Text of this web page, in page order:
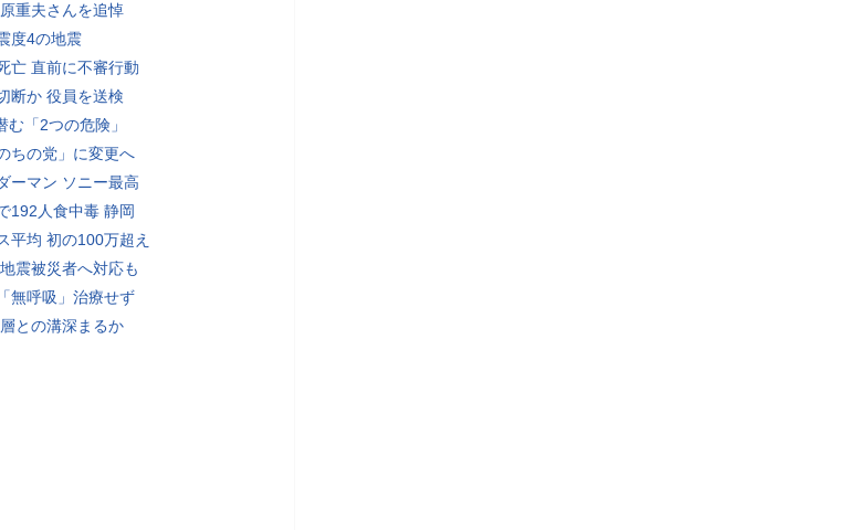
重夫さんを追悼
度4の地震
亡 直前に不審行動
断か 役員を送検
む「2つの危険」
ちの党」に変更へ
ーマン ソニー最高
192人食中毒 静岡
平均 初の100万超え
震被災者へ対応も
無呼吸」治療せず
との溝深まるか